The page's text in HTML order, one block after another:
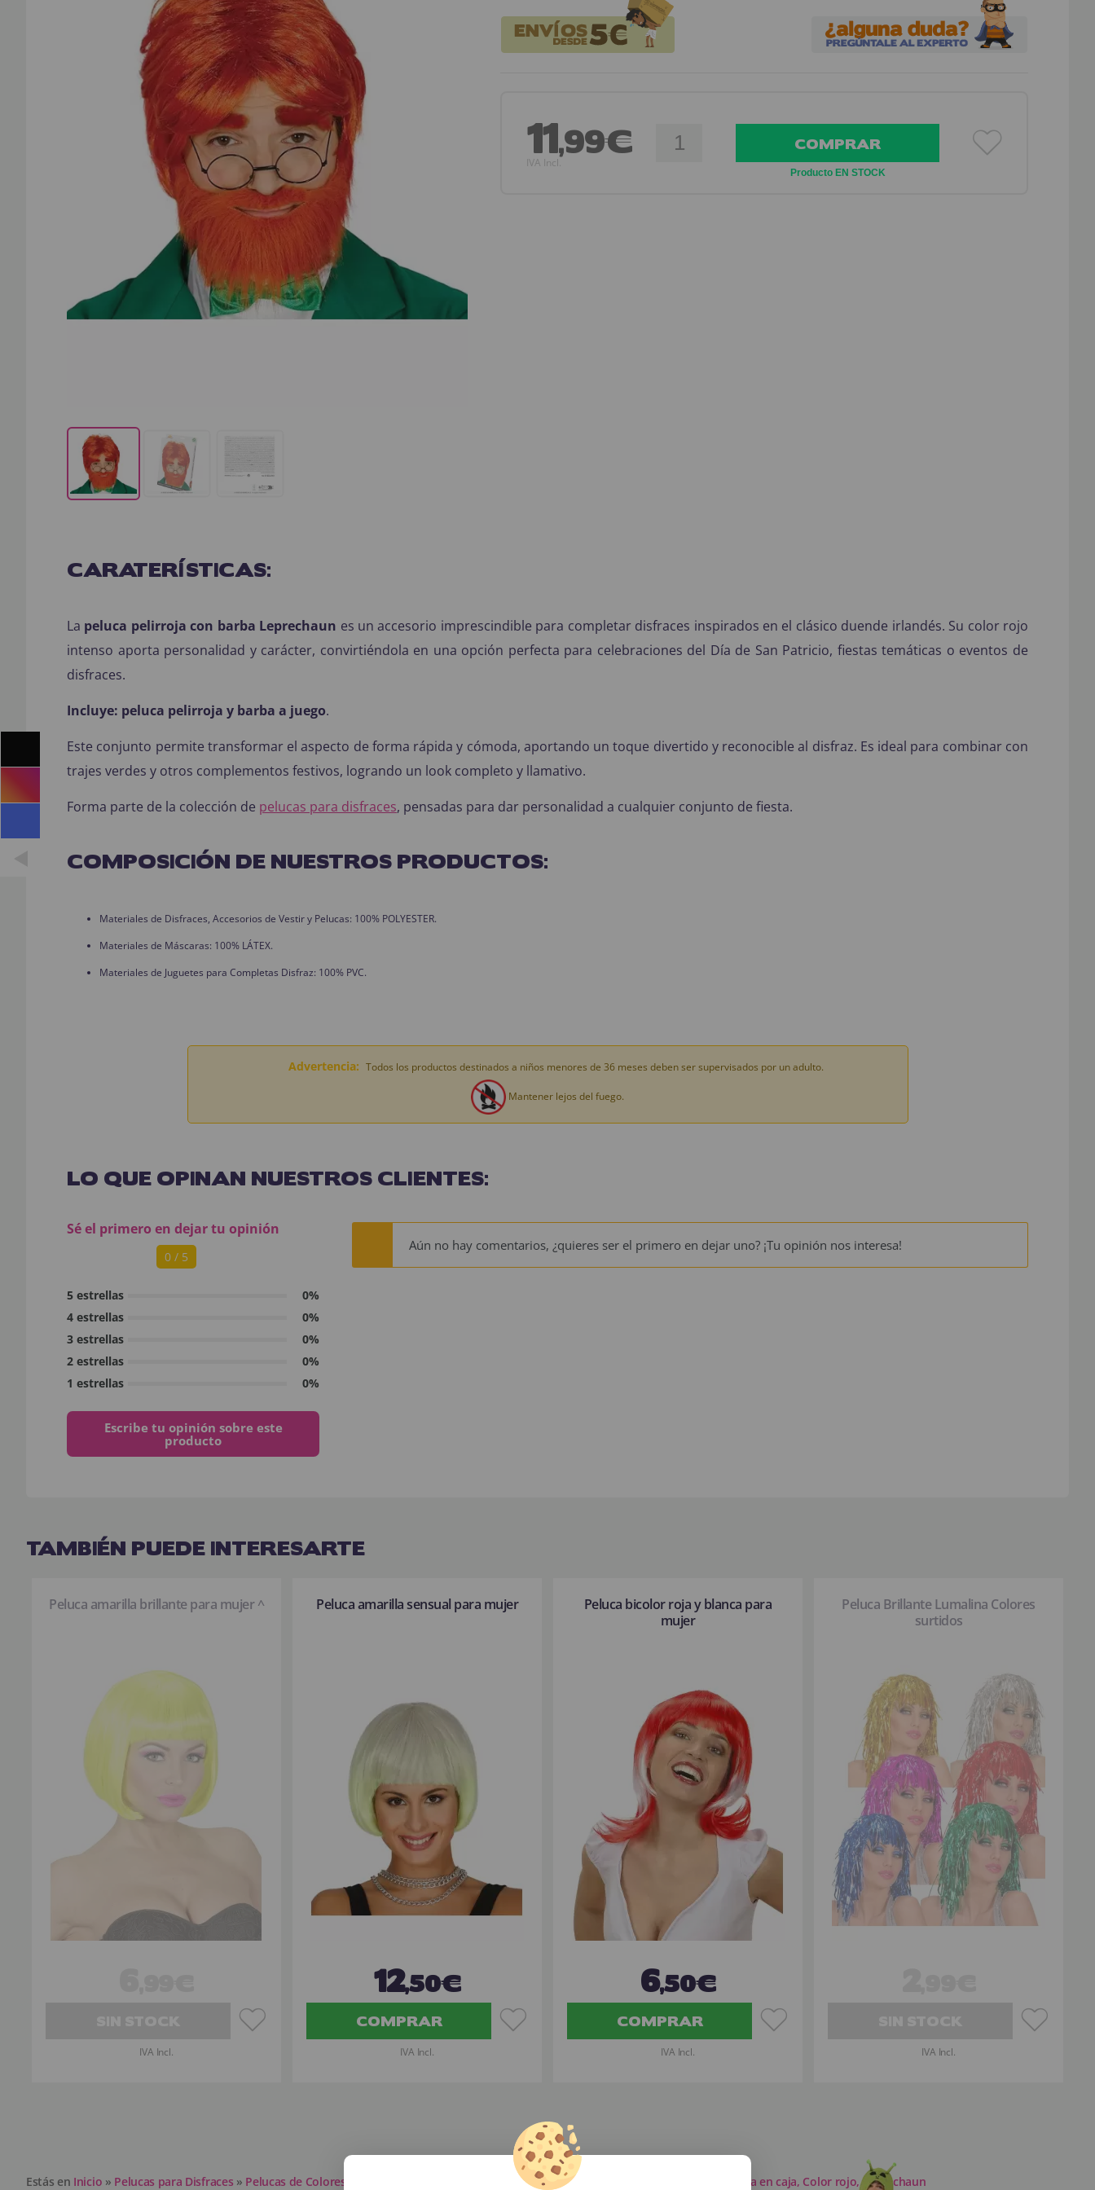
11,99€
IVA Incl.
COMPRAR
Producto EN STOCK
CARATERÍSTICAS:
La peluca pelirroja con barba Leprechaun es un accesorio imprescindible para completar disfraces inspirados en el clásico duende irlandés. Su color rojo
intenso aporta personalidad y carácter, convirtiéndola en una opción perfecta para celebraciones del Día de San Patricio, fiestas temáticas o eventos de
disfraces.
Incluye: peluca pelirroja y barba a juego.
Este conjunto permite transformar el aspecto de forma rápida y cómoda, aportando un toque divertido y reconocible al disfraz. Es ideal para combinar con
trajes verdes y otros complementos festivos, logrando un look completo y llamativo.
Forma parte de la colección de pelucas para disfraces, pensadas para dar personalidad a cualquier conjunto de fiesta.
COMPOSICIÓN DE NUESTROS PRODUCTOS:
Materiales de Disfraces, Accesorios de Vestir y Pelucas: 100% POLYESTER.
Materiales de Máscaras: 100% LÁTEX.
Materiales de Juguetes para Completas Disfraz: 100% PVC.
Advertencia: Todos los productos destinados a niños menores de 36 meses deben ser supervisados por un adulto.
Mantener lejos del fuego.
LO QUE OPINAN NUESTROS CLIENTES:
Sé el primero en dejar tu opinión
0 / 5
5 estrellas
0%
4 estrellas
0%
3 estrellas
0%
2 estrellas
0%
1 estrellas
0%
Escribe tu opinión sobre este
producto
Aún no hay comentarios, ¿quieres ser el primero en dejar uno? ¡Tu opinión nos interesa!
TAMBIÉN PUEDE INTERESARTE
Peluca amarilla brillante para mujer ^
IVA Incl.
Peluca amarilla sensual para mujer
12,50€
COMPRAR
IVA Incl.
Peluca bicolor roja y blanca para
mujer
6,50€
COMPRAR
IVA Incl.
Peluca Brillante Lumalina Colores
surtidos
IVA Incl.
Estás en Inicio » Pelucas para Disfraces » Pelucas de Colores para Disfraces Pelucas Cortas Lisas de Colores Peluca pelirroja con barba en caja, Color rojo, Leprechaun